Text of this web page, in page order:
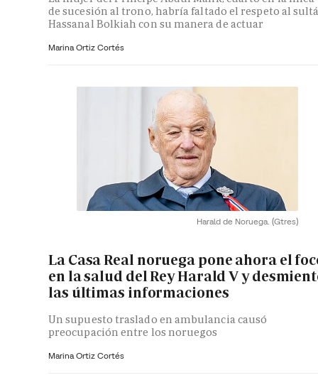
de sucesión al trono, habría faltado el respeto al
Hassanal Bolkiah con su manera de actuar
Marina Ortiz Cortés
Harald de Noruega. (Gtres)
La Casa Real noruega pone ahora el
en la salud del Rey Harald V y
las últimas informaciones
Un supuesto traslado en ambulancia causó
preocupación entre los noruegos
Marina Ortiz Cortés